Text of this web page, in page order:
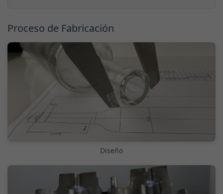
Proceso de Fabricación
Diseño